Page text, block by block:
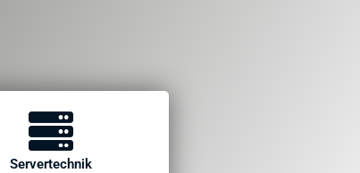
Servertechnik